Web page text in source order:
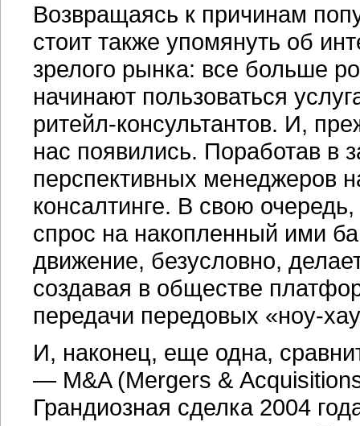
Возвращаясь к причинам
стоит также упомянуть об
зрелого рынка: все больше
начинают пользоваться
ритейл-консультантов. И,
нас появились. Поработав в
перспективных менеджеров
консалтинге. В свою
спрос на накопленный ими
движение, безусловно,
создавая в обществе
передачи передовых «ноу-
И, наконец, еще одна,
— M&A (Mergers &
Грандиозная сделка 2004